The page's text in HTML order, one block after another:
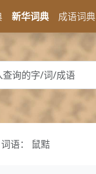
新华词典 成语词典
词语： 鼠黠